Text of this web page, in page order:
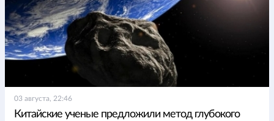
03 августа, 22:46
Китайские ученые предложили метод глубокого